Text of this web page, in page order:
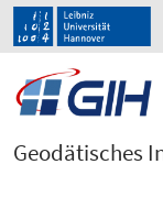
Geodätisches